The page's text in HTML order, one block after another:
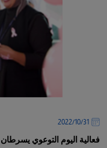
31‏/10‏/2022
فعالية اليوم التوعوي يسرطان